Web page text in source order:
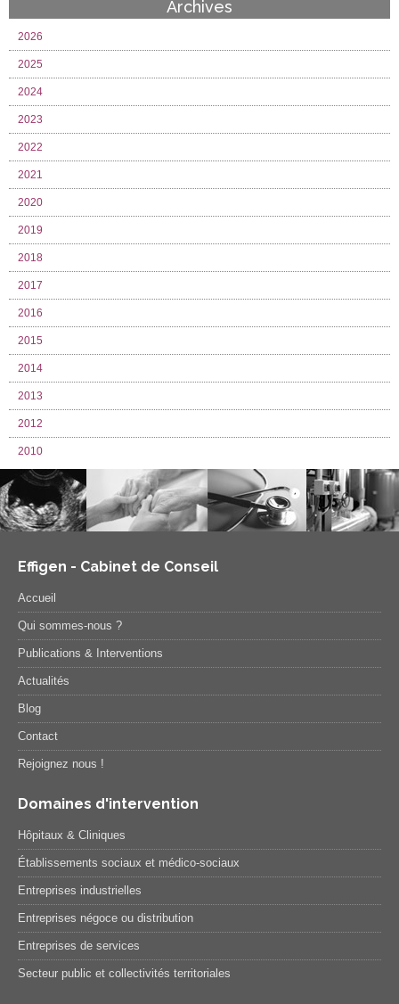
Archives
2026
2025
2024
2023
2022
2021
2020
2019
2018
2017
2016
2015
2014
2013
2012
2010
Effigen - Cabinet de Conseil
Accueil
Qui sommes-nous ?
Publications & Interventions
Actualités
Blog
Contact
Rejoignez nous !
Domaines d'intervention
Hôpitaux & Cliniques
Établissements sociaux et médico-sociaux
Entreprises industrielles
Entreprises négoce ou distribution
Entreprises de services
Secteur public et collectivités territoriales